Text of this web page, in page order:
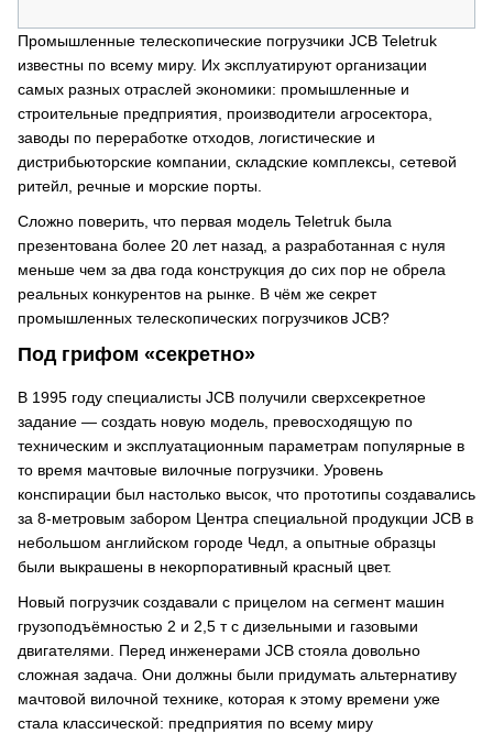
Промышленные телескопические погрузчики JCB Teletruk
известны по всему миру. Их эксплуатируют организации
самых разных отраслей экономики: промышленные и
строительные предприятия, производители агросектора,
заводы по переработке отходов, логистические и
дистрибьюторские компании, складские комплексы, сетевой
ритейл, речные и морские порты.
Сложно поверить, что первая модель Teletruk была
презентована более 20 лет назад, а разработанная с нуля
меньше чем за два года конструкция до сих пор не обрела
реальных конкурентов на рынке. В чём же секрет
промышленных телескопических погрузчиков JCB?
Под грифом «секретно»
В 1995 году специалисты JCB получили сверхсекретное
задание — создать новую модель, превосходящую по
техническим и эксплуатационным параметрам популярные в
то время мачтовые вилочные погрузчики. Уровень
конспирации был настолько высок, что прототипы создавались
за 8-метровым забором Центра специальной продукции JCB в
небольшом английском городе Чедл, а опытные образцы
были выкрашены в некорпоративный красный цвет.
Новый погрузчик создавали с прицелом на сегмент машин
грузоподъёмностью 2 и 2,5 т с дизельными и газовыми
двигателями. Перед инженерами JCB стояла довольно
сложная задача. Они должны были придумать альтернативу
мачтовой вилочной технике, которая к этому времени уже
стала классической: предприятия по всему миру